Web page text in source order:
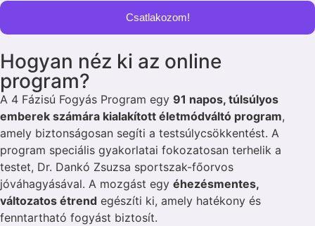
Csatlakozom!
Hogyan néz ki az online
program?
A 4 Fázisú Fogyás Program egy 91 napos, túlsúlyos
emberek számára kialakított életmódváltó program,
amely biztonságosan segíti a testsúlycsökkentést. A
program speciális gyakorlatai fokozatosan terhelik a
testet, Dr. Dankó Zsuzsa sportszak-főorvos
jóváhagyásával. A mozgást egy éhezésmentes,
változatos étrend egészíti ki, amely hatékony és
fenntartható fogyást biztosít.